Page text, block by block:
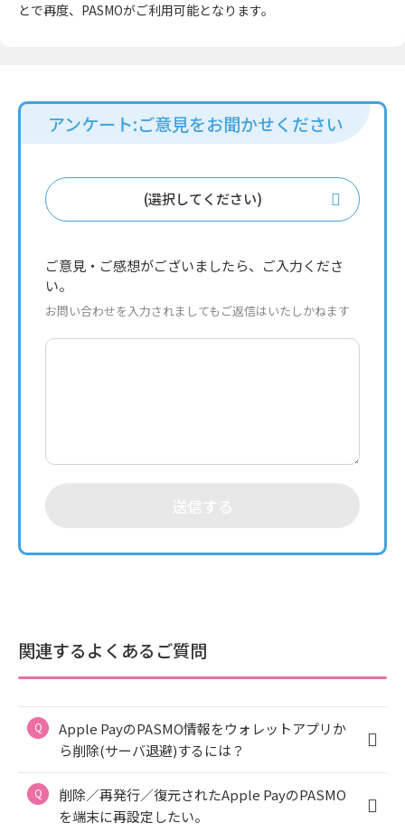
とで再度、PASMOがご利用可能となります。
アンケート:ご意見をお聞かせください
(選択してください)
ご意見・ご感想がございましたら、ご入力くださ
い。
お問い合わせを入力されましてもご返信はいたしかねます
送信する
関連するよくあるご質問
Apple PayのPASMO情報をウォレットアプリか
ら削除(サーバ退避)するには？
削除／再発行／復元されたApple PayのPASMO
を端末に再設定したい。